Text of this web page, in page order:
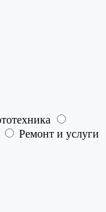
Ремонт и услуги